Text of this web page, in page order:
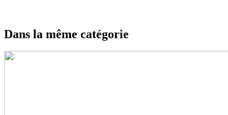
Dans la même catégorie